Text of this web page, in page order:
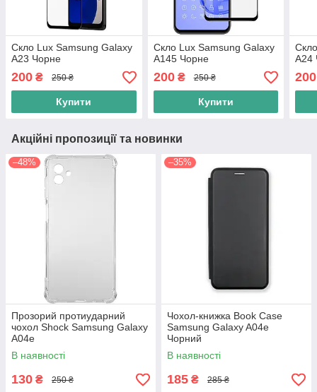
Скло Lux Samsung Galaxy
A23 Чорне
200 ₴ 250 ₴
Купити
Скло Lux Samsung Galaxy
A145 Чорне
200₴ 250 ₴
Купити
A24
200
Акційні пропозиції та новинки
–48%
Прозорий протиударний
чохол Shock Samsung Galaxy
A04e
В наявності
130 ₴ 250 ₴
–35%
Чохол-книжка Book Case
Samsung Galaxy A04e
Чорний
В наявності
185 ₴ 285 ₴